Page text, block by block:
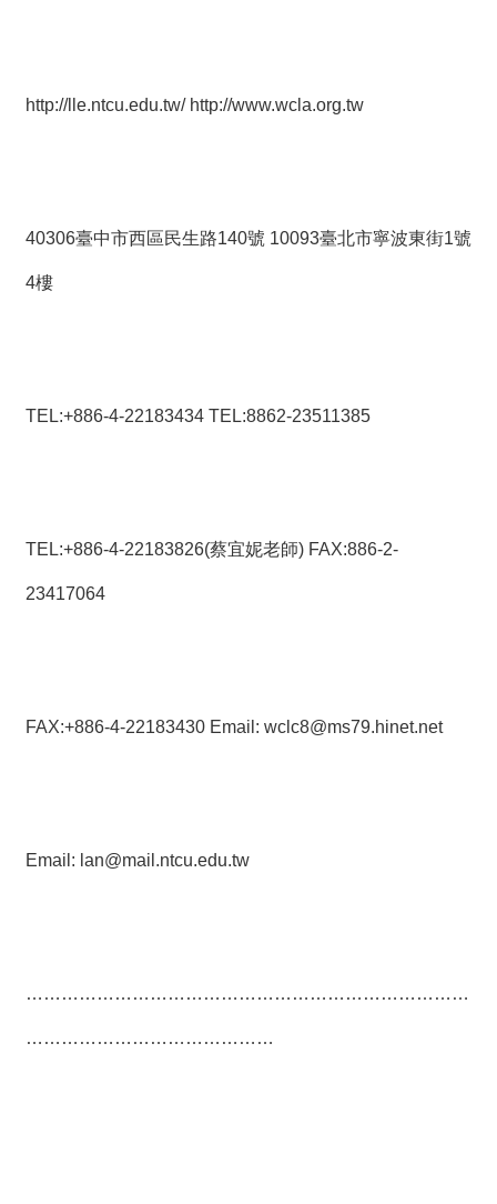
http://lle.ntcu.edu.tw/http://www.wcla.org.tw
40306臺中市西區民生路140號 10093臺北市寧波東街1號
4樓
TEL:+886-4-22183434 TEL:8862-23511385
TEL:+886-4-22183826(蔡宜妮老師) FAX:886-2-
23417064
FAX:+886-4-22183430 Email: wclc8@ms79.hinet.net
Email: lan@mail.ntcu.edu.tw
…………………………………………………………………
……………………………………